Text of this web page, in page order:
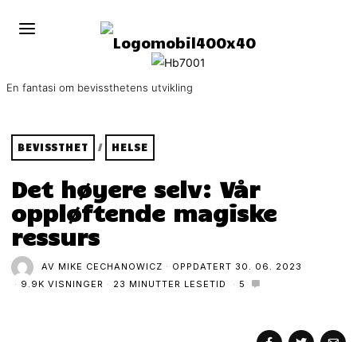
En fantasi om bevissthetens utvikling
BEVISSTHET / HELSE
Det høyere selv: Vår
oppløftende magiske
ressurs
AV MIKE CECHANOWICZ OPPDATERT 30. 06. 2023
9.9K VISNINGER
23 MINUTTER LESETID 5